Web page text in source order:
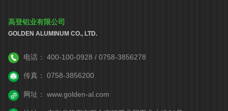
高登铝业有限公司
GOLDEN ALUMINUM CO., LTD.
电话： 400-100-0928 / 0758-3856278
传真： 0758-3856200
网址： www.golden-al.com